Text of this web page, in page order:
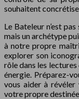
souhaitent
Le Bateleur n’est
mais un archétype
à notre propre
explorer son
rôle dans les
énergie. Préparez-
vous aider à
votre propre